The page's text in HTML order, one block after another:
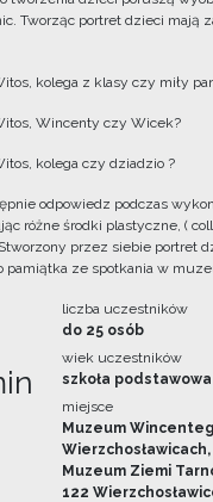
Tworząc portret dzieci mają
kolega z klasy czy miły
Wincenty czy Wicek?
kolega czy dziadzio ?
odpowiedz podczas
różne środki plastyczne, (
przez siebie portret
pamiątka ze spotkania w
liczba uczestników
do 25 osób
wiek uczestników
szkoła
miejsce
Muzeum
Muzeum Ziemi
122